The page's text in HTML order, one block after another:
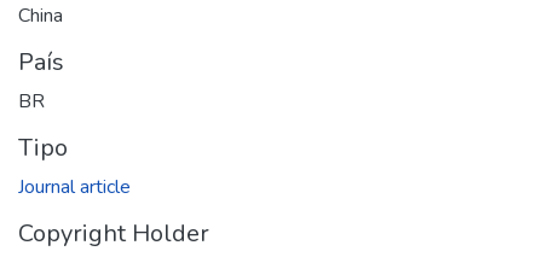
China
País
BR
Tipo
Journal article
Copyright Holder